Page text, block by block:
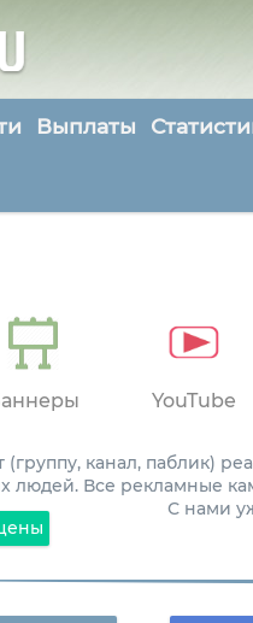
Выплаты
YouTube
канал, паблик)
людей. Все рекламные
С нами